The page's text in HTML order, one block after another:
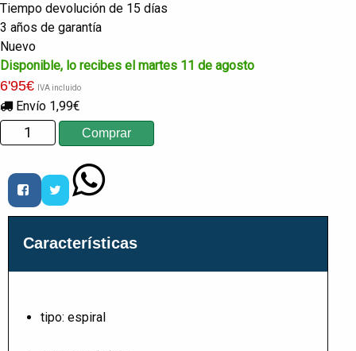
Tiempo devolución de 15 días
3 años de garantía
Nuevo
Disponible, lo recibes el martes 11 de agosto
6'95€ IVA incluido
Envío 1,99€
Características
tipo: espiral